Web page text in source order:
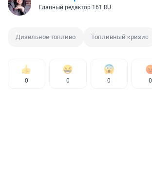
Главный редактор 161.RU
Дизельное топливо Топливный кризис
0 0 0 0